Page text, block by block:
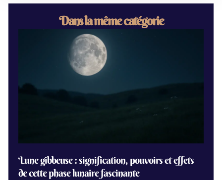
Dans la même catégorie
Lune gibbeuse : signification, pouvoirs et effets
de cette phase lunaire fascinante